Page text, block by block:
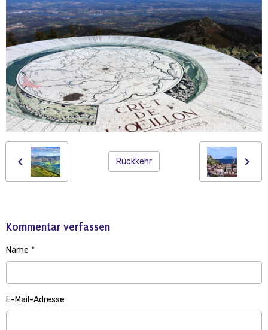
Rückkehr
Kommentar verfassen
Name
E-Mail-Adresse